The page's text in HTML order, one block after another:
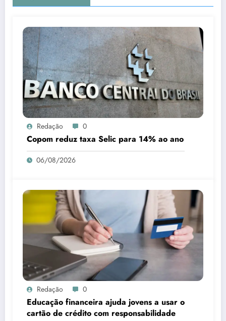
Redação 0
Copom reduz taxa Selic para 14% ao ano
06/08/2026
Redação 0
Educação financeira ajuda jovens a usar o
cartão de crédito com responsabilidade